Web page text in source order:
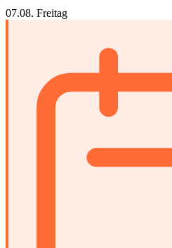
07.08. Freitag